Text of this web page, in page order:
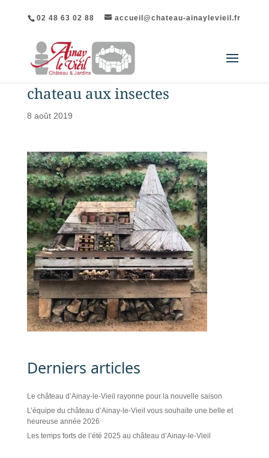
02 48 63 02 88 accueil@chateau-ainaylevieil.fr
chateau aux insectes
8 août 2019
Derniers articles
Le château d’Ainay-le-Vieil rayonne pour la nouvelle saison
L’équipe du château d’Ainay-le-Vieil vous souhaite une belle et
heureuse année 2026
Les temps forts de l’été 2025 au château d’Ainay-le-Vieil